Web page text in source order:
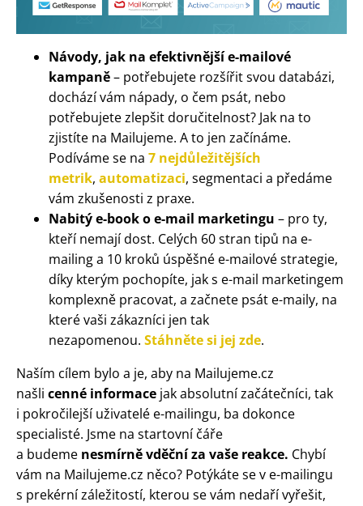
Návody, jak na efektivnější e-mailové
kampaně– potřebujete rozšířit svou databázi,
dochází vám nápady, o čem psát, nebo
potřebujete zlepšit doručitelnost? Jak na to
zjistíte na Mailujeme. A to jen začínáme.
Podíváme se na 7 nejdůležitějších
metrik, automatizaci, segmentaci a předáme
vám zkušenosti z praxe.
Nabitý e-book o e-mail marketingu – pro ty,
kteří nemají dost. Celých 60 stran tipů na e-
mailing a 10 kroků úspěšné e-mailové strategie,
díky kterým pochopíte, jak s e-mail marketingem
komplexně pracovat, a začnete psát e-maily, na
které vaši zákazníci jen tak
nezapomenou. Stáhněte si jej zde.
Naším cílem bylo a je, aby na Mailujeme.cz
našli cenné informace jak absolutní začátečníci, tak
i pokročilejší uživatelé e-mailingu, ba dokonce
specialisté. Jsme na startovní čáře
a budeme nesmírně vděční za vaše reakce. Chybí
vám na Mailujeme.cz něco? Potýkáte se v e-mailingu
s prekérní záležitostí, kterou se vám nedaří vyřešit,